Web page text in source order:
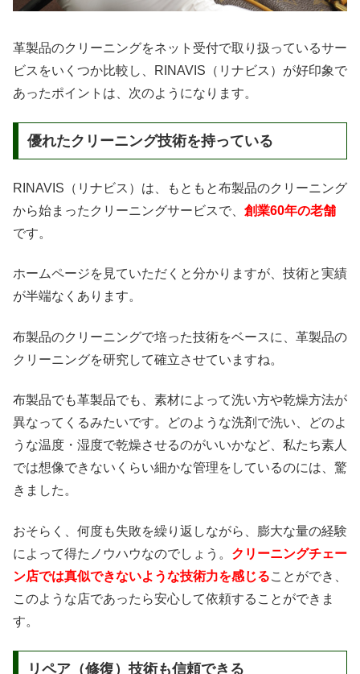
革製品のクリーニングをネット受付で取り扱っているサー
ビスをいくつか比較し、RINAVIS（リナビス）が好印象で
あったポイントは、次のようになります。
優れたクリーニング技術を持っている
RINAVIS（リナビス）は、もともと布製品のクリーニング
から始まったクリーニングサービスで、 創業60年の老舗
です。
ホームページを見ていただくと分かりますが、技術と実績
が半端なくあります。
布製品のクリーニングで培った技術をベースに、革製品の
クリーニングを研究して確立させていますね。
布製品でも革製品でも、素材によって洗い方や乾燥方法が
異なってくるみたいです。どのような洗剤で洗い、どのよ
うな温度・湿度で乾燥させるのがいいかなど、私たち素人
では想像できないくらい細かな管理をしているのには、驚
きました。
おそらく、何度も失敗を繰り返しながら、膨大な量の経験
によって得たノウハウなのでしょう。 クリーニングチェー
ン店では真似できないような技術力を感じることができ、
このような店であったら安心して依頼することができま
す。
リペア（修復）技術も信頼できる